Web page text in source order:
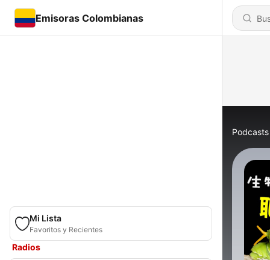
Emisoras Colombianas
Mi Lista
Favoritos y Recientes
Radios
Podcasts